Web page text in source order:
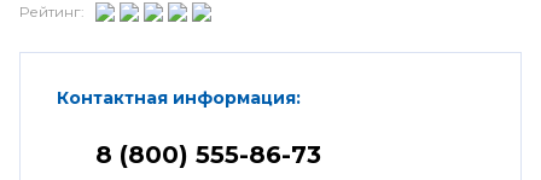
Рейтинг:
Контактная информация:
8 (800) 555-86-73